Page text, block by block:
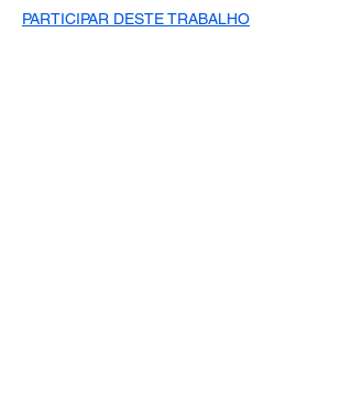
PARTICIPAR DESTE TRABALHO